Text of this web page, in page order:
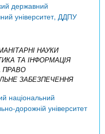
державний
університет, ДДПУ
НАУКИ
ТА ІНФОРМАЦІЯ
ПРАВО
ЗАБЕЗПЕЧЕННЯ
національний
дорожній університет